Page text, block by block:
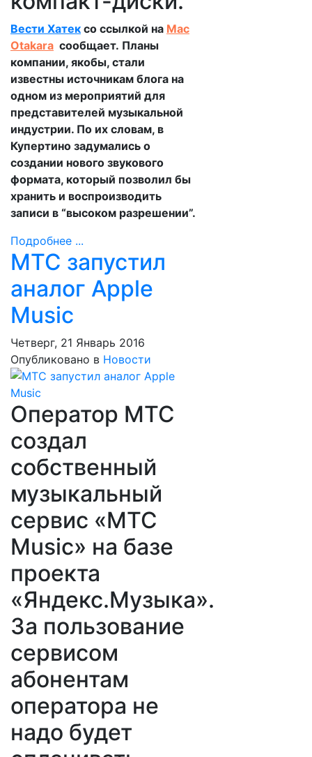
Вести Хатек со ссылкой на Mac
Otakara сообщает. Планы
компании, якобы, стали
известны источникам блога на
одном из мероприятий для
представителей музыкальной
индустрии. По их словам, в
Купертино задумались о
создании нового звукового
формата, который позволил бы
хранить и воспроизводить
записи в “высоком разрешении”.
Подробнее ...
МТС запустил
аналог Apple
Music
Четверг, 21 Январь 2016
Опубликовано в Новости
Оператор МТС
создал
собственный
музыкальный
сервис «МТС
Music» на базе
проекта
«Яндекс.Музыка».
За пользование
сервисом
абонентам
оператора не
надо будет